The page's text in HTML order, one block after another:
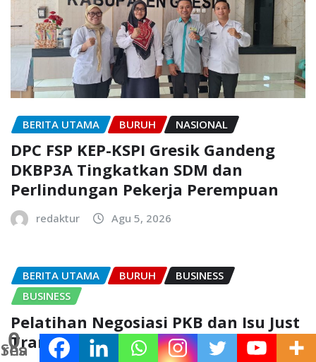
0
Shares
BERITA UTAMA BURUH NASIONAL
DPC FSP KEP-KSPI Gresik Gandeng
DKBP3A Tingkatkan SDM dan
Perlindungan Pekerja Perempuan
redaktur Agu 5, 2026
BERITA UTAMA BURUH
BUSINESS
BUSINESS
Pelatihan Negosiasi PKB dan Isu Just
Transition Sektor Kimia di Bogor